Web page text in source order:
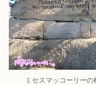
ミセスマッコーリーの